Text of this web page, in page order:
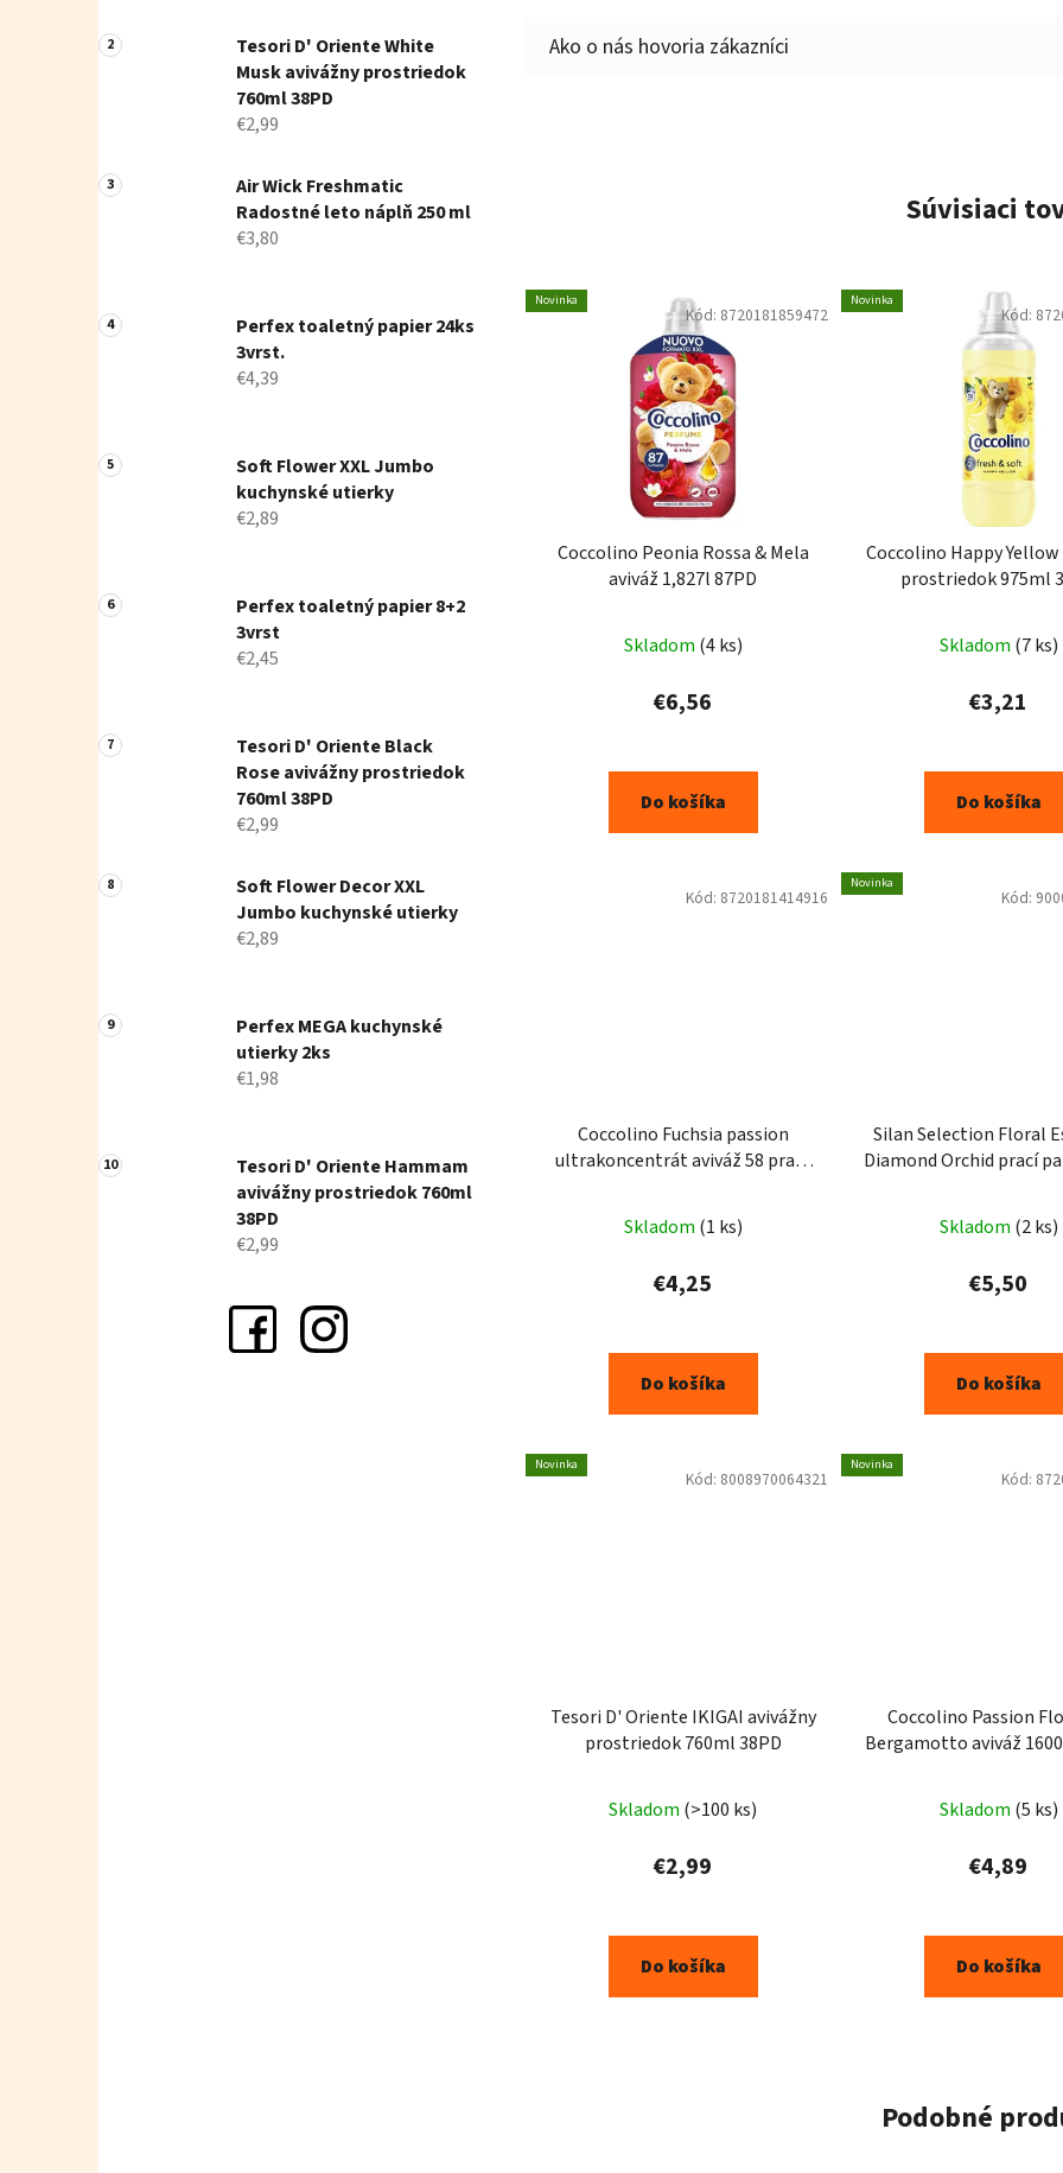
Tesori D' Oriente White
Musk avivážny prostriedok
760ml 38PD
€2,99
Air Wick Freshmatic
Radostné leto náplň 250 ml
€3,80
Perfex toaletný papier 24ks
3vrst.
€4,39
Soft Flower XXL Jumbo
kuchynské utierky
€2,89
Perfex toaletný papier 8+2
3vrst
€2,45
Tesori D' Oriente Black
Rose avivážny prostriedok
760ml 38PD
€2,99
Soft Flower Decor XXL
Jumbo kuchynské utierky
€2,89
Perfex MEGA kuchynské
utierky 2ks
€1,98
Tesori D' Oriente Hammam
avivážny prostriedok 760ml
38PD
€2,99
Súvisiaci
Novinka
Coccolino Peonia Rossa & Mela
aviváž 1,827l 87PD
Skladom (4 ks)
€6,56
Do košíka
Kód: 8720181859472
Novinka
Coccolino Happy Yellow avivážny
prostriedok 975ml
Skladom (7 ks)
€3,21
Do košíka
Kód:
Coccolino Fuchsia passion
ultrakoncentrát aviváž 58 praní
Skladom (1 ks)
€4,25
Do košíka
Kód: 8720181414916
Novinka
Silan Selection Floral
Diamond Orchid prací
Skladom (2 ks)
€5,50
Do košíka
Kód:
Novinka
Tesori D' Oriente IKIGAI avivážny
prostriedok 760ml 38PD
Skladom (>100 ks)
€2,99
Do košíka
Kód: 8008970064321
Novinka
Coccolino Passion
Bergamotto aviváž
Skladom (5 ks)
€4,89
Do košíka
Kód:
Podobné